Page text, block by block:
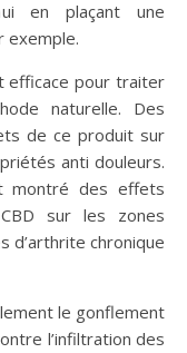
en plaçant une
exemple.
efficace pour traiter
naturelle. Des
de ce produit sur
anti douleurs.
montré des effets
sur les zones
d’arthrite chronique
le gonflement
l’infiltration des